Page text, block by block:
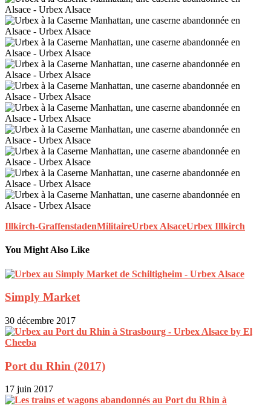
Illkirch-GraffenstadenMilitaireUrbex AlsaceUrbex Illkirch
You Might Also Like
Simply Market
30 décembre 2017
Port du Rhin (2017)
17 juin 2017